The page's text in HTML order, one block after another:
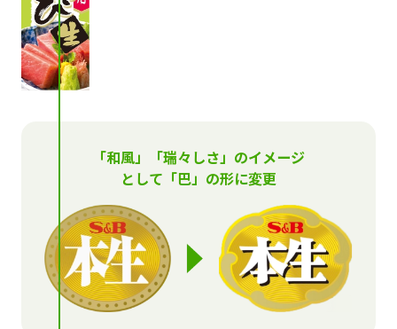
「和風」「瑞々しさ」のイメージ
として「巴」の形に変更